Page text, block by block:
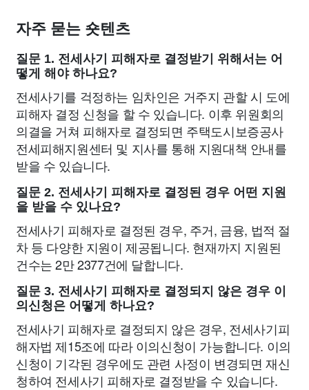
자주 묻는 숏텐츠
질문 1. 전세사기 피해자로 결정받기 위해서는 어
떻게 해야 하나요?
전세사기를 걱정하는 임차인은 거주지 관할 시 도에
피해자 결정 신청을 할 수 있습니다. 이후 위원회의
의결을 거쳐 피해자로 결정되면 주택도시보증공사
전세피해지원센터 및 지사를 통해 지원대책 안내를
받을 수 있습니다.
질문 2. 전세사기 피해자로 결정된 경우 어떤 지원
을 받을 수 있나요?
전세사기 피해자로 결정된 경우, 주거, 금융, 법적 절
차 등 다양한 지원이 제공됩니다. 현재까지 지원된
건수는 2만 2377건에 달합니다.
질문 3. 전세사기 피해자로 결정되지 않은 경우 이
의신청은 어떻게 하나요?
전세사기 피해자로 결정되지 않은 경우, 전세사기피
해자법 제15조에 따라 이의신청이 가능합니다. 이의
신청이 기각된 경우에도 관련 사정이 변경되면 재신
청하여 전세사기 피해자로 결정받을 수 있습니다.